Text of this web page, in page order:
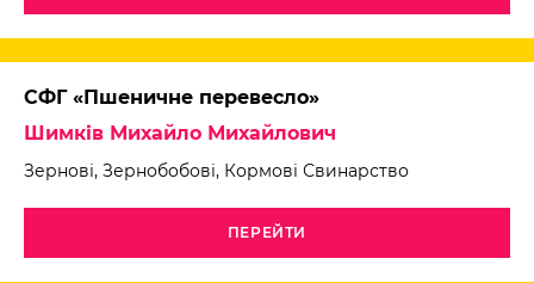
СФГ «Пшеничне перевесло»
Шимків Михайло Михайлович
Зернові, Зернобобові, Кормові Свинарство
ПЕРЕЙТИ